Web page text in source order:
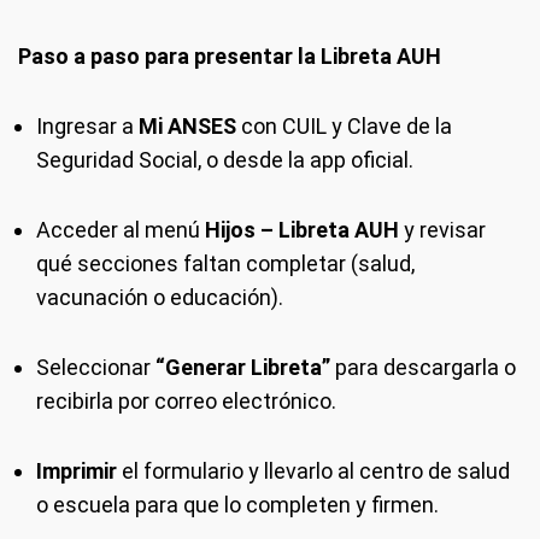
Paso a paso para presentar la Libreta AUH
Ingresar a Mi ANSES con CUIL y Clave de la
Seguridad Social, o desde la app oficial.
Acceder al menú Hijos – Libreta AUH y revisar
qué secciones faltan completar (salud,
vacunación o educación).
Seleccionar “Generar Libreta” para descargarla o
recibirla por correo electrónico.
Imprimir el formulario y llevarlo al centro de salud
o escuela para que lo completen y firmen.